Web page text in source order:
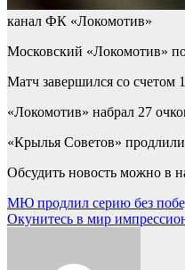
канал ФК «Локомотив»
Московский «Локомотив»
Матч завершился со
«Локомотив» набрал 27
«Крылья Советов»
Обсудить новость можно в
Навигация
по
МЮ продлил серию без
Окунитесь в мир